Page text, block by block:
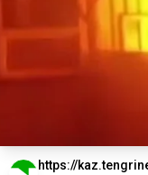
https://